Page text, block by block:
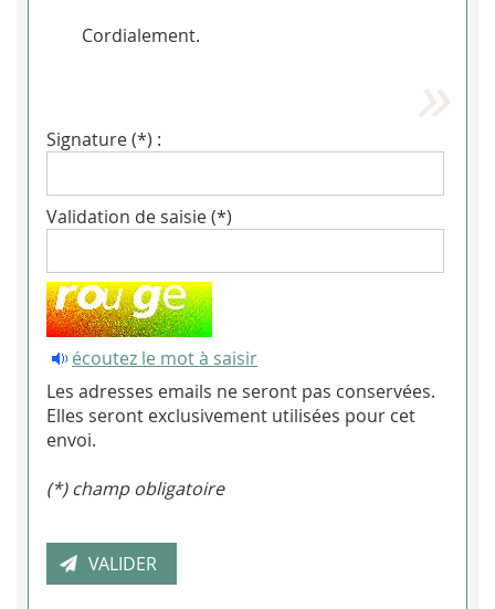
Cordialement.
Signature (*) :
Validation de saisie (*)
écoutez le mot à saisir
Les adresses emails ne seront pas conservées.
Elles seront exclusivement utilisées pour cet
envoi.
(*) champ obligatoire